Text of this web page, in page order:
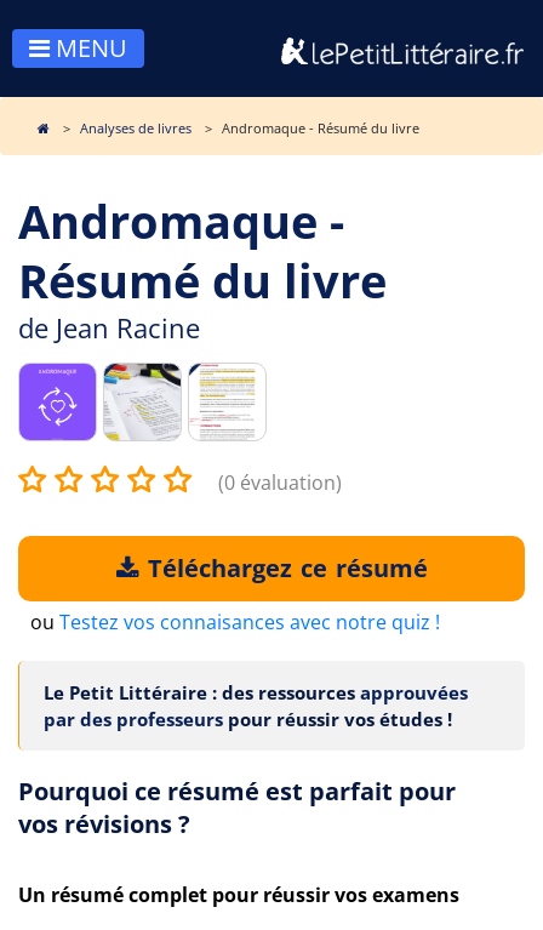
MENU
Analyses de livres Andromaque - Résumé du livre
Andromaque -
Résumé du livre
de Jean Racine
(0 évaluation)
Téléchargez ce résumé
ou Testez vos connaisances avec notre quiz !
Le Petit Littéraire : des ressources approuvées
par des professeurs pour réussir vos études !
Pourquoi ce résumé est parfait pour
vos révisions ?
Un résumé complet pour réussir vos examens